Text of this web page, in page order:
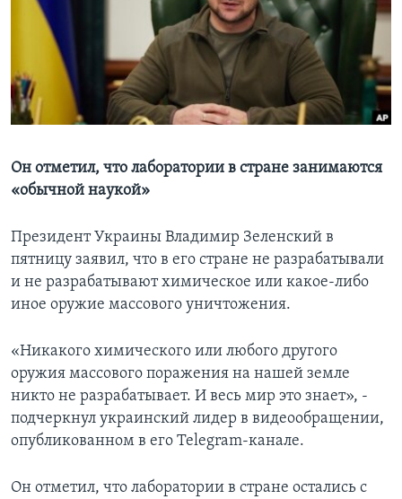
Learning English
СОЦИАЛЬНЫЕ СЕТИ
Языки
Oн отметил, что лаборатории в стране занимаются
«обычной наукой»
Президент Украины Владимир Зеленский в
пятницу заявил, что в его стране не разрабатывали
и не разрабатывают химическое или какое-либо
иное оружие массового уничтожения.
«Никакого химического или любого другого
оружия массового поражения на нашей земле
никто не разрабатывает. И весь мир это знает», -
подчеркнул украинский лидер в видеообращении,
опубликованном в его Telegram-канале.
Он отметил, что лаборатории в стране остались с